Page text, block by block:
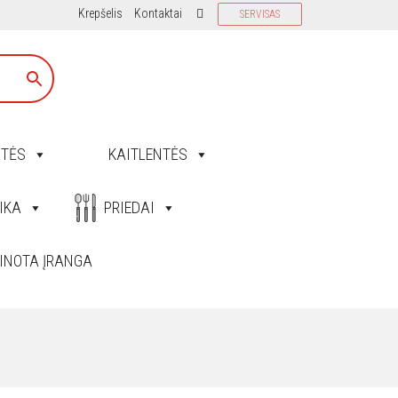
SERVISAS
Kontaktai
Krepšelis
KAITLENTĖS
PRIEDAI
ĮRANGA